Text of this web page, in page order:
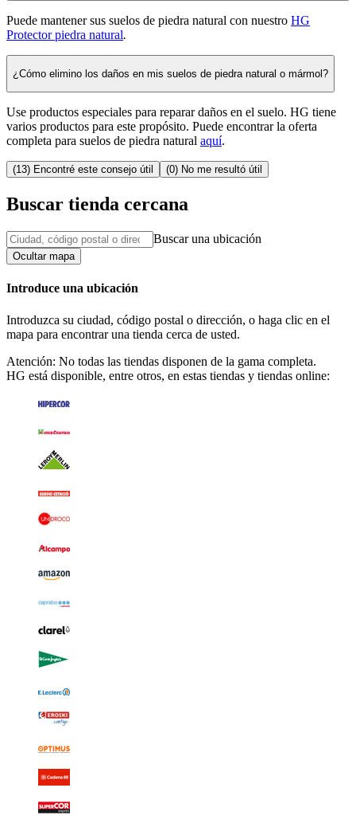
Puede mantener sus suelos de piedra natural con nuestro HG
Protector piedra natural.
¿Cómo elimino los daños en mis suelos de piedra natural o mármol?
Use productos especiales para reparar daños en el suelo. HG tiene
varios productos para este propósito. Puede encontrar la oferta
completa para suelos de piedra natural aquí.
(13) Encontré este consejo útil (0) No me resultó útil
Buscar tienda cercana
Buscar una ubicación
Ocultar mapa
Introduce una ubicación
Introduzca su ciudad, código postal o dirección, o haga clic en el
mapa para encontrar una tienda cerca de usted.
Atención: No todas las tiendas disponen de la gama completa.
HG está disponible, entre otros, en estas tiendas y tiendas online: